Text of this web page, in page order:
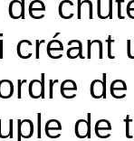
créant
de